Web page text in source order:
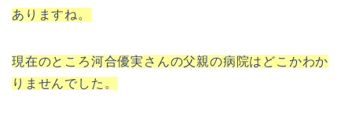
ありますね。
現在のところ河合優実さんの父親の病院はどこかわか
りませんでした。